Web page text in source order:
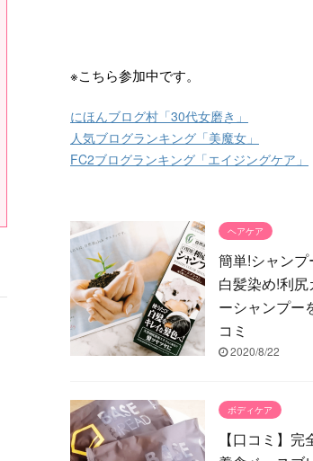
※こちら参加中です。
にほんブログ村「30代女磨き」
人気ブログランキング「美魔女」
FC2ブログランキング「エイジングケア」
ヘアケア
簡単!シャンプ
白髪染め!利尻
ーシャンプー
コミ
2020/8/22
ボディケア
【口コミ】完